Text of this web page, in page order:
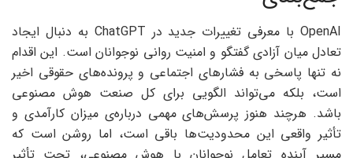
OpenAI با معرفی تغییرات جدید در ChatGPT به دنبال ایجاد
تعادل میان آزادی گفتگو و امنیت روانی نوجوانان است. این اقدام
نه تنها پاسخی به فشارهای اجتماعی و پرونده‌های حقوقی اخیر
است، بلکه می‌تواند الگویی برای کل صنعت هوش مصنوعی
باشد. هرچند هنوز پرسش‌های مهمی درباره‌ی میزان کارآمدی و
تأثیر واقعی این محدودیت‌ها باقی است، اما روشن است که
مسیر آینده تعامل نوجوانان با هوش مصنوعی، تحت تأثیر